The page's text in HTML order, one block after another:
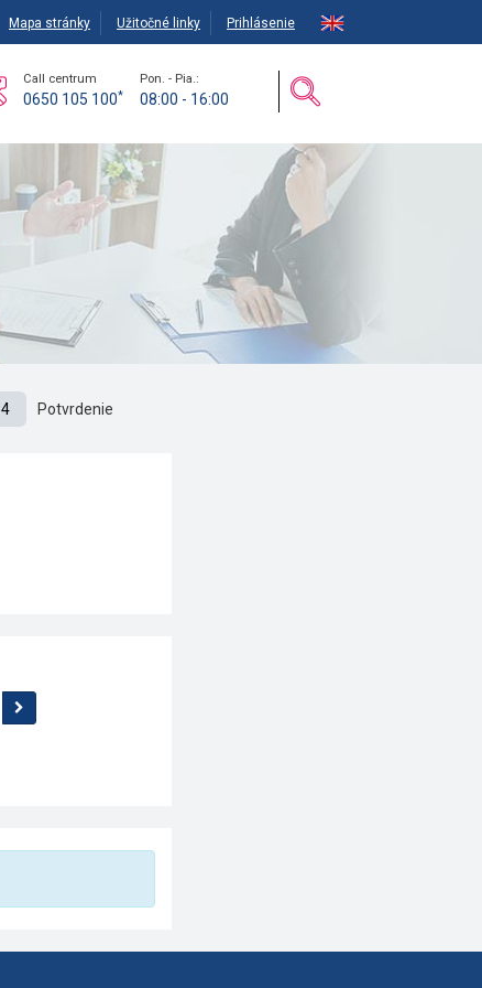
Mapa stránky Užitočné linky Prihlásenie
Call centrum
0650 105 100*
Pon. - Pia.:
08:00 - 16:00
4 Potvrdenie